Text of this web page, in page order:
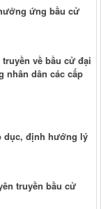
ứng bầu cử
về bầu cử đại
nhân dân các cấp
dục, định hướng lý
truyền bầu cử